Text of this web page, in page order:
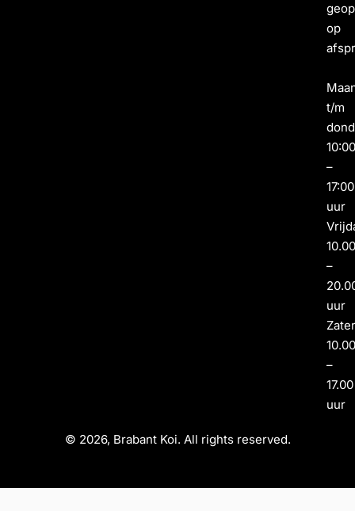
op
t/m
–
17:00
uur
–
uur
–
17.00
uur
© 2026, Brabant Koi. All rights reserved.